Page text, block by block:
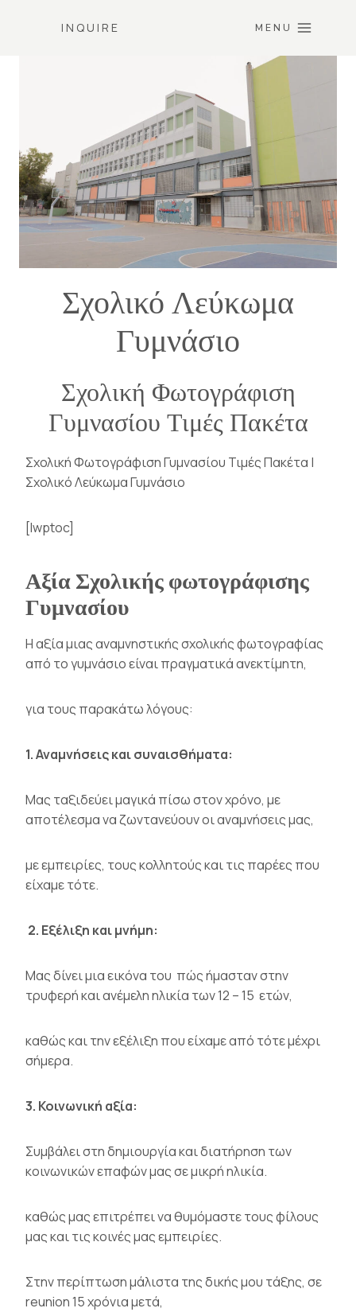
INQUIRE MENU
Σχολικό Λεύκωμα
Γυμνάσιο
Σχολική Φωτογράφιση
Γυμνασίου Τιμές Πακέτα
Σχολική Φωτογράφιση Γυμνασίου Τιμές Πακέτα |
Σχολικό Λεύκωμα Γυμνάσιο
[lwptoc]
Αξία Σχολικής φωτογράφισης
Γυμνασίου
Η αξία μιας αναμνηστικής σχολικής φωτογραφίας
από τογυμνάσιοείναι πραγματικά ανεκτίμητη,
για τους παρακάτω λόγους:
1. Αναμνήσεις και συναισθήματα:
Mας ταξιδεύει μαγικά πίσω στον χρόνο, με
αποτέλεσμα να ζωντανεύουν οι αναμνήσεις μας,
με εμπειρίες, τους κολλητούς και τις παρέες που
είχαμε τότε.
2. Εξέλιξη και μνήμη:
Μας δίνει μια εικόνα του πώς ήμασταν στην
τρυφερή και ανέμελη ηλικία των 12 – 15 ετών,
καθώς και την εξέλιξη που είχαμε από τότε μέχρι
σήμερα.
3. Κοινωνική αξία:
Συμβάλει στη δημιουργία και διατήρηση των
κοινωνικών επαφών μας σε μικρή ηλικία.
καθώς μας επιτρέπει να θυμόμαστε τους φίλους
μας και τις κοινές μας εμπειρίες.
Στην περίπτωση μάλιστα της δικής μου τάξης, σε
reunion 15 χρόνια μετά,